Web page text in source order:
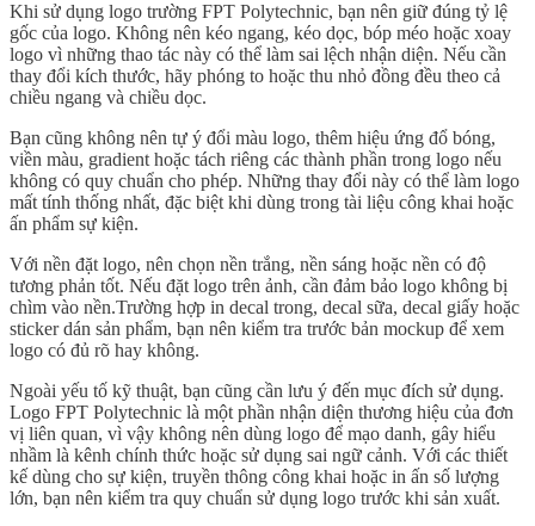
Khi sử dụng logo trường FPT Polytechnic, bạn nên giữ đúng tỷ lệ
gốc của logo. Không nên kéo ngang, kéo dọc, bóp méo hoặc xoay
logo vì những thao tác này có thể làm sai lệch nhận diện. Nếu cần
thay đổi kích thước, hãy phóng to hoặc thu nhỏ đồng đều theo cả
chiều ngang và chiều dọc.
Bạn cũng không nên tự ý đổi màu logo, thêm hiệu ứng đổ bóng,
viền màu, gradient hoặc tách riêng các thành phần trong logo nếu
không có quy chuẩn cho phép. Những thay đổi này có thể làm logo
mất tính thống nhất, đặc biệt khi dùng trong tài liệu công khai hoặc
ấn phẩm sự kiện.
Với nền đặt logo, nên chọn nền trắng, nền sáng hoặc nền có độ
tương phản tốt. Nếu đặt logo trên ảnh, cần đảm bảo logo không bị
chìm vào nền.Trường hợp in decal trong, decal sữa, decal giấy hoặc
sticker dán sản phẩm, bạn nên kiểm tra trước bản mockup để xem
logo có đủ rõ hay không.
Ngoài yếu tố kỹ thuật, bạn cũng cần lưu ý đến mục đích sử dụng.
Logo FPT Polytechnic là một phần nhận diện thương hiệu của đơn
vị liên quan, vì vậy không nên dùng logo để mạo danh, gây hiểu
nhầm là kênh chính thức hoặc sử dụng sai ngữ cảnh. Với các thiết
kế dùng cho sự kiện, truyền thông công khai hoặc in ấn số lượng
lớn, bạn nên kiểm tra quy chuẩn sử dụng logo trước khi sản xuất.